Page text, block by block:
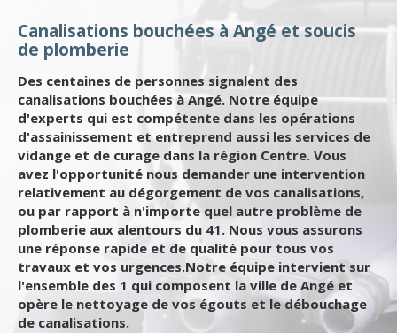
Canalisations bouchées à Angé et soucis
de plomberie
Des centaines de personnes signalent des
canalisations bouchées à Angé. Notre équipe
d'experts qui est compétente dans les opérations
d'assainissement et entreprend aussi les services de
vidange et de curage dans la région Centre. Vous
avez l'opportunité nous demander une intervention
relativement au dégorgement de vos canalisations,
ou par rapport à n'importe quel autre problème de
plomberie aux alentours du 41. Nous vous assurons
une réponse rapide et de qualité pour tous vos
travaux et vos urgences.Notre équipe intervient sur
l'ensemble des 1 qui composent la ville de Angé et
opère le nettoyage de vos égouts et le débouchage
de canalisations.